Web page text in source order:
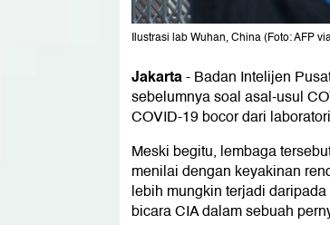
Ilustrasi lab Wuhan, China (Foto: AFP
Jakarta-Badan Intelijen
sebelumnya soal asal-usul
COVID-19 bocor dari
Meski begitu, lembaga
menilai dengan keyakinan
lebih mungkin terjadi
bicara CIA dalam sebuah